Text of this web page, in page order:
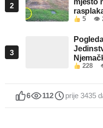
2
mjesto
5 👁
3
228
6 112 prije 3435